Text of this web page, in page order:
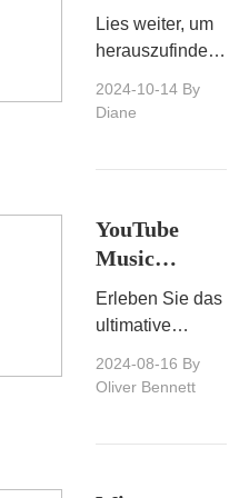
die nächste
Stufe!
YouTube
herunterlädt
Lies weiter, um
herauszufinden,
von YouTube
jederzeit und
überall
genießen
kannst.
2024-10-14 By
Diane
YouTube
Music
Premium:
Streamen
und besser
Erleben Sie das
ultimative
Streaming mit
2024-08-16 By
Oliver Bennett